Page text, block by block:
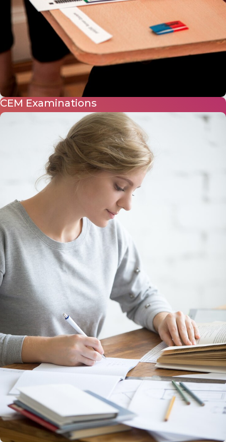
CEM Examinations
CEM English ofrece el servicio de evaluación de alumnos de
todos aquellos profesores del país que desean otorgar a sus
estudiantes una certificación de su nivel de inglés. Los
CEE (CEM English Examinations)están adecuados al contexto
nacional con la excelencia y rigurosidad de los exámenes
internacionales más reconocidos.
+ INFO